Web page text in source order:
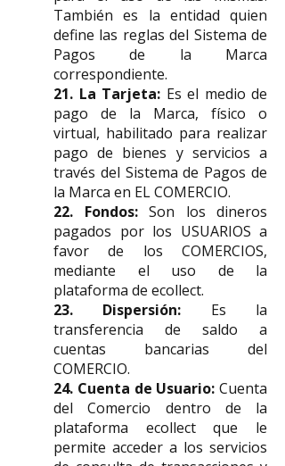
También es la entidad quien
define las reglas del Sistema de
Pagos de la Marca
correspondiente.
21. La Tarjeta: Es el medio de
pago de la Marca, físico o
virtual, habilitado para realizar
pago de bienes y servicios a
través del Sistema de Pagos de
la Marca en EL COMERCIO.
22. Fondos:Son los dineros
pagados por los USUARIOS a
favor de los COMERCIOS,
mediante el uso de la
plataforma de ecollect.
23. Dispersión: Es la
transferencia de saldo a
cuentas bancarias del
COMERCIO.
24. Cuenta de Usuario: Cuenta
del Comercio dentro de la
plataforma ecollect que le
permite acceder a los servicios